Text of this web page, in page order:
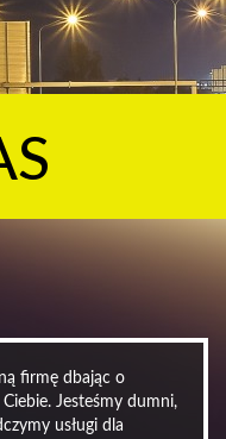
firmę dbając o
Jesteśmy dumni,
usługi dla